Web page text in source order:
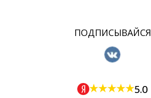
ПОДПИСЫВАЙСЯ
5.0